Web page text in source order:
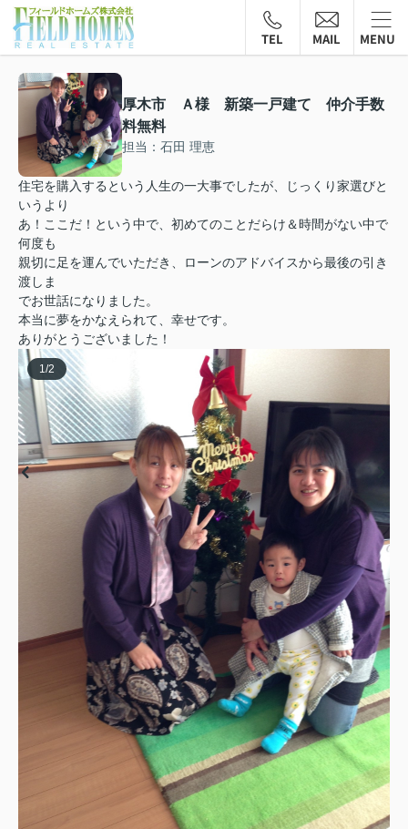
TEL MAIL MENU
厚木市 Ａ様 新築一戸建て 仲介手数
料無料
担当：石田 理恵
住宅を購入するという人生の一大事でしたが、じっくり家選びと
いうより
あ！ここだ！という中で、初めてのことだらけ＆時間がない中で
何度も
親切に足を運んでいただき、ローンのアドバイスから最後の引き
渡しま
でお世話になりました。
本当に夢をかなえられて、幸せです。
ありがとうございました！
1 /2